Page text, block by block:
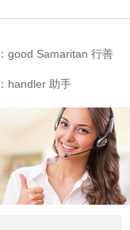
good Samaritan 行善
handler 助手